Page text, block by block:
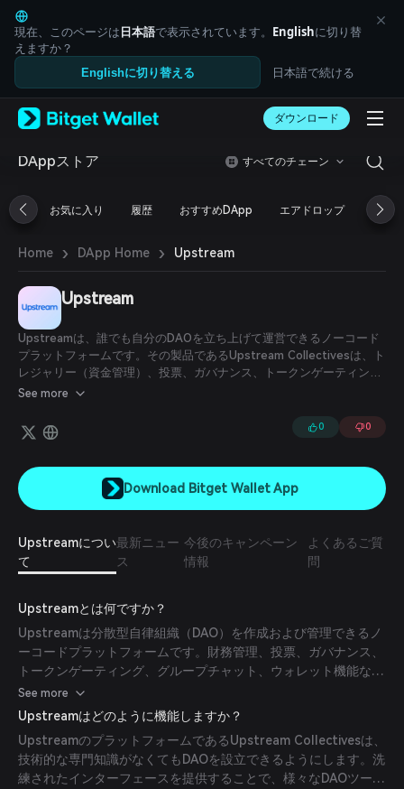
English
日本語
Tiếng Việt
Русский
Español (Latinoamérica)
Italiano
Deutsch
繁體中文
Português (Portugal)
ภาษาไทย
العربية
हिन्दी
Español
Português (Brasil)
Español (Argentina)
現在、このページは日本語で表示されています。 Englishに切り替
えますか？
Englishに切り替える 日本語で続ける
ダウンロード
DAppストア すべてのチェーン
お気に入り 履歴 おすすめDApp エアドロップ DeFi
Home › DApp Home › Upstream
Upstream
Upstreamは、誰でも自分のDAOを立ち上げて運営できるノーコード
プラットフォームです。その製品であるUpstream Collectivesは、ト
レジャリー（資金管理）、投票、ガバナンス、トークンゲーティン
グ、グループチャット、投票の委任、ウォレットといったDAOの主要
See more
0 0
Download Bitget Wallet App
Upstreamについ
て
最新ニュー
ス
今後のキャンペーン
情報
よくあるご質
問
Upstreamとは何ですか？
Upstreamは分散型自律組織（DAO）を作成および管理できるノ
ーコードプラットフォームです。財務管理、投票、ガバナンス、
トークンゲーティング、グループチャット、ウォレット機能な
ど、重要なDAOコンポーネントを統合し、一体的な体験としてプ
ロセスを簡素化します。(upstreamapp.com
See more
Upstreamはどのように機能しますか？
UpstreamのプラットフォームであるUpstream Collectivesは、
技術的な専門知識がなくてもDAOを設立できるようにします。洗
練されたインターフェースを提供することで、様々なDAOツール